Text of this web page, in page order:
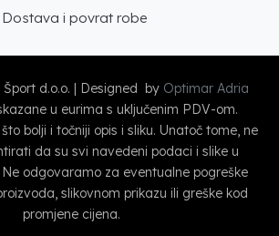
Dostava i povrat robe
d.o.o. | Designed by Optimar Adria
u eurima s uključenim PDV-om.
bolji i točniji opis i sliku. Unatoč tome, ne
da su svi navedeni podaci i slike u
odgovaramo za eventualne pogreške
slikovnom prikazu ili greške kod
promjene cijena.